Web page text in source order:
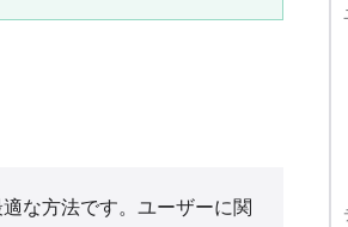
な方法です。ユーザーに関